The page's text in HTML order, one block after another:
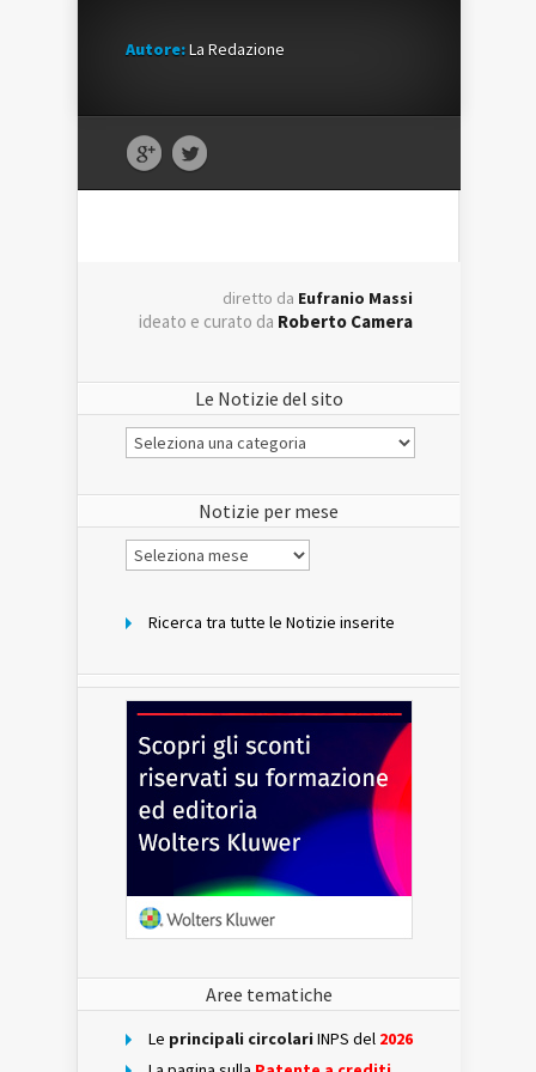
Autore:La Redazione
diretto da Eufranio Massi
ideato e curato da Roberto Camera
Le Notizie del sito
Le
Notizie
Notizie per mese
Notizie
per
Ricerca tra tutte le Notizie inserite
Aree tematiche
Le principali circolari INPS del 2026